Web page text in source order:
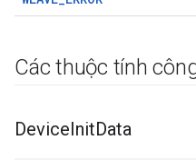
Các thuộc tính
DeviceInitData